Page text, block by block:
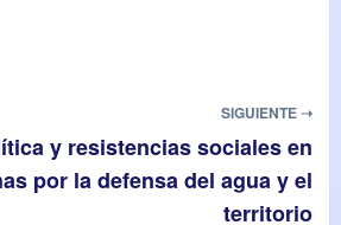
SIGUIENTE ➝
y resistencias sociales en
por la defensa del agua y el
territorio